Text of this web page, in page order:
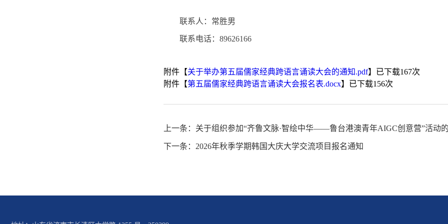
联系人：常胜男
联系电话：89626166
附件【关于举办第五届儒家经典跨语言诵读大会的通知.pdf】已下载167次
附件【第五届儒家经典跨语言诵读大会报名表.docx】已下载156次
上一条： 关于组织参加“齐鲁文脉·智绘中华——鲁台港澳青年AIGC创意营”活动
下一条： 2026年秋季学期韩国大庆大学交流项目报名通知